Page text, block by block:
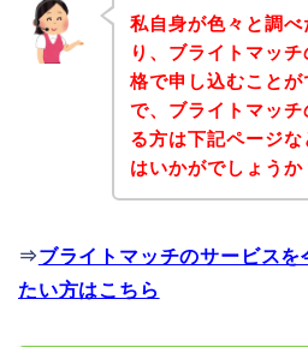
私自身が色々と調
り、ブライトマッ
格で申し込むこと
で、ブライトマッ
る方は下記ページ
はいかがでしょうか
⇒ブライトマッチのサービス
たい方はこちら